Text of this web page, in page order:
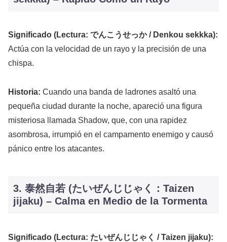
Significado (Lectura: でんこうせっか / Denkou sekkka):
Actúa con la velocidad de un rayo y la precisión de una
chispa.
Historia: Cuando una banda de ladrones asaltó una
pequeña ciudad durante la noche, apareció una figura
misteriosa llamada Shadow, que, con una rapidez
asombrosa, irrumpió en el campamento enemigo y causó
pánico entre los atacantes.
3. 泰然自若 (たいぜんじじゃく：Taizen
jijaku) – Calma en Medio de la Tormenta
Significado (Lectura: たいぜんじじゃく / Taizen jijaku):